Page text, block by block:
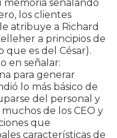
memoria señalando
los clientes
atribuye a Richard
a principios de
que es del César).
en señalar:
para generar
lo más básico de
del personal y
de los CEO y
que
características de